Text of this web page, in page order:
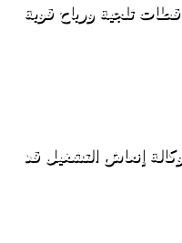
ثلجية ورياح قوية
إنعاش التشغيل قد